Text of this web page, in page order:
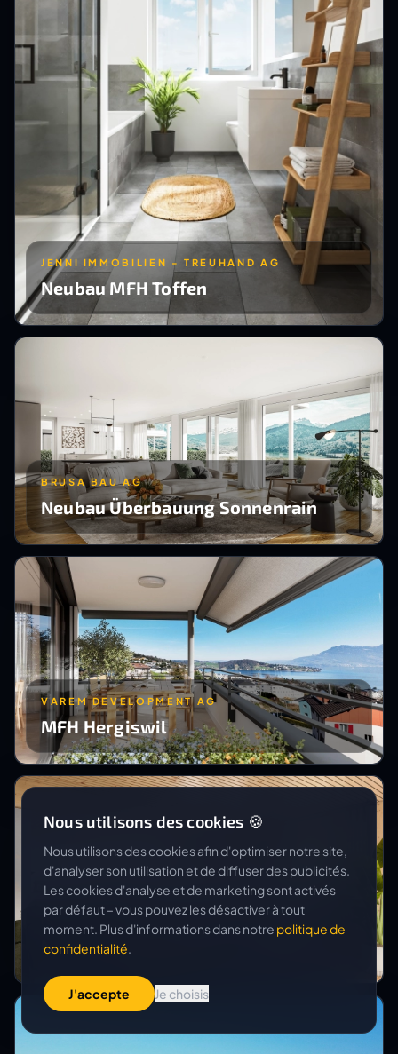
JENNI IMMOBILIEN - TREUHAND AG
Neubau MFH Toffen
BRUSA BAU AG
Neubau Überbauung Sonnenrain
VAREM DEVELOPMENT AG
MFH Hergiswil
ISENRING HOLZBAU AG
Neubau Speisenackerstrasse
Nous utilisons des cookies 🍪
Nous utilisons des cookies afin d'optimiser notre site,
d'analyser son utilisation et de diffuser des publicités.
Les cookies d'analyse et de marketing sont activés
par défaut – vous pouvez les désactiver à tout
moment. Plus d'informations dans notre politique de
confidentialité
J'accepte Je choisis